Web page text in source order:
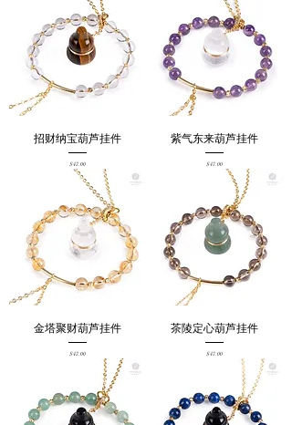
招财纳宝葫芦挂件
Price
$47.00
紫气东来葫芦挂件
Price
$47.00
金塔聚财葫芦挂件
Price
$47.00
茶陵定心葫芦挂件
Price
$47.00